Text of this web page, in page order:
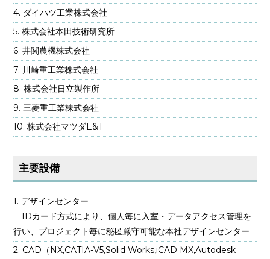
ダイハツ工業株式会社
株式会社本田技術研究所
井関農機株式会社
川崎重工業株式会社
株式会社日立製作所
三菱重工業株式会社
株式会社マツダE&T
主要設備
デザインセンター
IDカード方式により、個人毎に入室・データアクセス管理を
行い、プロジェクト毎に秘匿厳守可能な本社デザインセンター
CAD（NX,CATIA-V5,Solid Works,iCAD MX,Autodesk